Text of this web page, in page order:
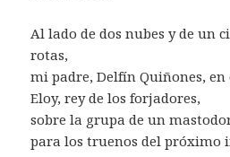
Al lado de dos nubes y de un
rotas,
mi padre, Delfín Quiñones, en
Eloy, rey de los forjadores,
sobre la grupa de un
para los truenos del próximo